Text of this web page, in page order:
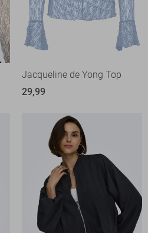
Jacqueline de Yong Top
29,99